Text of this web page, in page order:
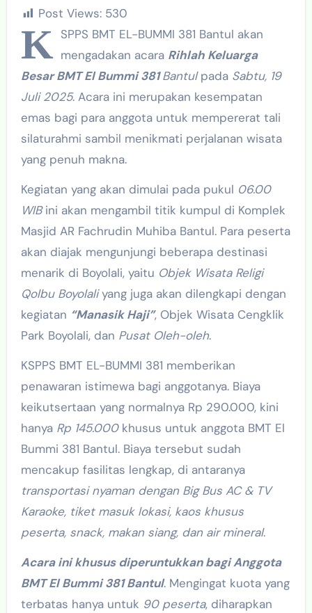
Post Views: 530
K SPPS BMT EL-BUMMI 381 Bantul akan
mengadakan acara Rihlah Keluarga
Besar BMT El Bummi 381Bantulpada Sabtu, 19
Juli 2025. Acara ini merupakan kesempatan
emas bagi para anggota untuk mempererat tali
silaturahmi sambil menikmati perjalanan wisata
yang penuh makna.
Kegiatan yang akan dimulai pada pukul 06.00
WIBini akan mengambil titik kumpul di Komplek
Masjid AR Fachrudin Muhiba Bantul. Para peserta
akan diajak mengunjungi beberapa destinasi
menarik di Boyolali, yaitu Objek Wisata Religi
Qolbu Boyolaliyang juga akan dilengkapi dengan
kegiatan “Manasik Haji”, Objek Wisata Cengklik
Park Boyolali, dan Pusat Oleh-oleh.
KSPPS BMT EL-BUMMI 381 memberikan
penawaran istimewa bagi anggotanya. Biaya
keikutsertaan yang normalnya Rp 290.000, kini
hanya Rp 145.000khusus untuk anggota BMT El
Bummi 381 Bantul. Biaya tersebut sudah
mencakup fasilitas lengkap, di antaranya
transportasi nyaman dengan Big Bus AC & TV
Karaoke, tiket masuk lokasi, kaos khusus
peserta, snack, makan siang, dan air mineral.
Acara ini khusus diperuntukkan bagi Anggota
BMT El Bummi 381 Bantul. Mengingat kuota yang
terbatas hanya untuk 90 peserta, diharapkan